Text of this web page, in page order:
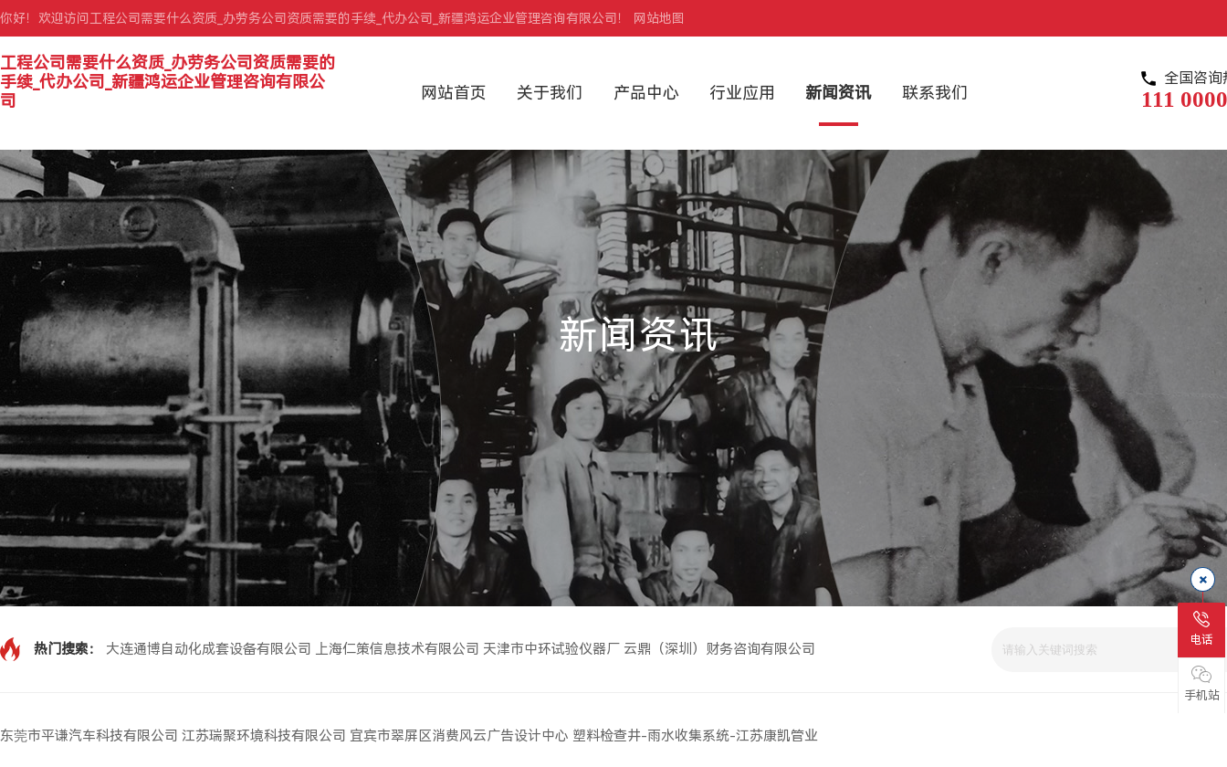
你好！欢迎访问工程公司需要什么资质_办劳务公司资质需要的手续_代办公司_新疆鸿运企业管理咨询有限公司！ 网站地图
工程公司需要什么资质_办劳务公司资质需要的
手续_代办公司_新疆鸿运企业管理咨询有限公
司
网站首页 关于我们 产品中心 行业应用 新闻资讯 联系我们
全国咨询
111
新闻资讯
热门搜索： 大连通博自动化成套设备有限公司 上海仁策信息技术有限公司 天津市中环试验仪器厂 云鼎（深圳）财务咨询有限公司
东莞市平谦汽车科技有限公司 江苏瑞聚环境科技有限公司 宜宾市翠屏区消费风云广告设计中心 塑料检查井-雨水收集系统-江苏康凯管业
电话
手机站